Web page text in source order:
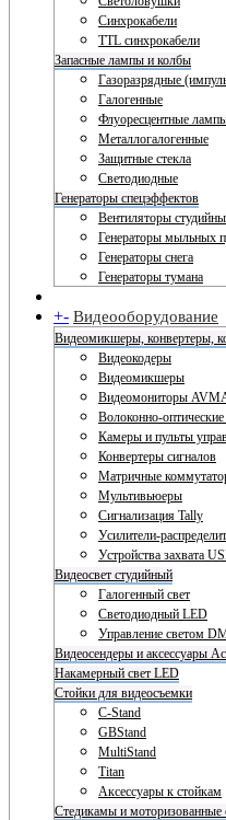
Синхрокабели
TTL синхрокабели
Запасные лампы и колбы
Газоразрядные
Галогенные
Флуоресцентные
Металлогалогенные
Защитные стекла
Светодиодные
Генераторы спецэффектов
Вентиляторы
Генераторы мыльных
Генераторы снега
Генераторы тумана
+- Видеооборудование
Видеомикшеры, конвертеры,
Видеокодеры
Видеомикшеры
Видеомониторы
Волоконно-
Камеры и пульты
Конвертеры сигналов
Матричные
Мультивьюеры
Сигнализация Tally
Усилители-
Устройства захвата
Видеосвет студийный
Галогенный свет
Светодиодный LED
Управление светом
Видеосендеры и аксессуары
Накамерный свет LED
Стойки для видеосъемки
C-Stand
GBStand
MultiStand
Titan
Аксессуары к стойкам
Стедикамы и моторизованные